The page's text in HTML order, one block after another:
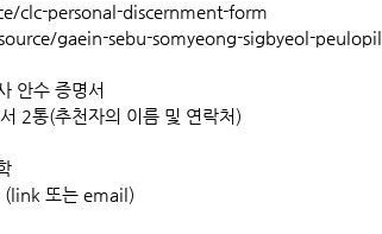
clc-personal-discernment-form
gaein-sebu-somyeong-sigbyeol-peulopil
안수 증명서
2통(추천자의 이름 및 연락처)
(link 또는 email)